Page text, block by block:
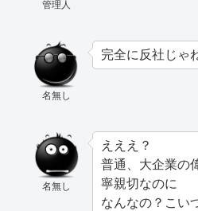
管理人
名無し
完全に反社じゃ
名無し
えええ？
普通、大企業の
寧親切なのに
なんなの？こい